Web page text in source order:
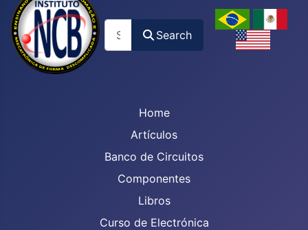
Search
Home
Artículos
Banco de Circuitos
Componentes
Libros
Curso de Electrónica